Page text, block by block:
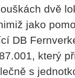
dvě
jako
DB
který
s